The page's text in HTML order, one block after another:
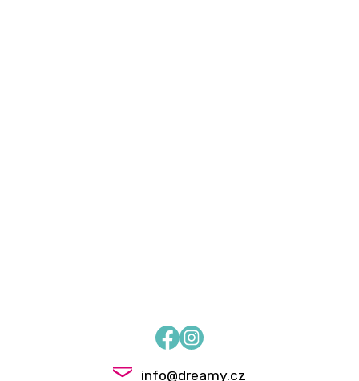
FacebookInstagram
info@dreamy.cz